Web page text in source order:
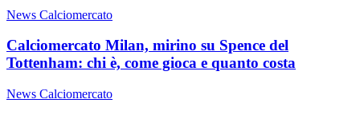
News Calciomercato
Calciomercato Milan, mirino su Spence del
Tottenham: chi è, come gioca e quanto costa
News Calciomercato